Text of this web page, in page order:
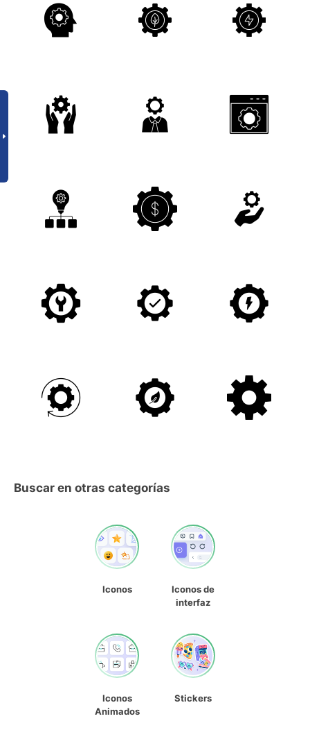
Buscar en otras categorías
Iconos
Iconos de
interfaz
Iconos
Animados
Stickers